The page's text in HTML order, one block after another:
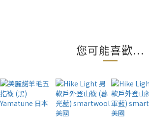
您可能喜歡...